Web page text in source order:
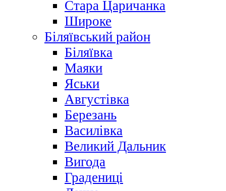
Стара Царичанка
Широке
Біляївський район
Біляївка
Маяки
Яськи
Августівка
Березань
Василівка
Великий Дальник
Вигода
Градениці